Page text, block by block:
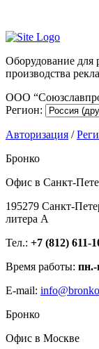
Оборудование для
производства
ООО
Регион:
Авторизация /
Бронко
Офис в Санкт-
195279 Санкт-
литера А
Тел.: +7 (812) 611-
Время работы: пн.-
E-mail:
Бронко
Офис в Москве